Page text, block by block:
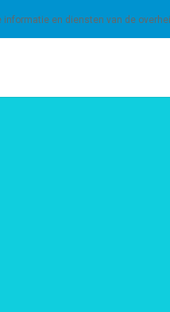
informatie en diensten van de
van cookies. Meer